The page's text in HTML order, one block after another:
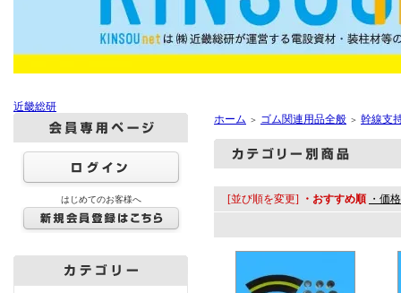
近畿総研
はじめてのお客様へ
ホーム ＞ ゴム関連用品全般 ＞ 幹線支
[並び順を変更] ・おすすめ順 ・価